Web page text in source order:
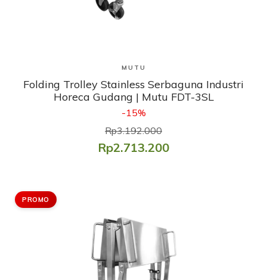
Lihat Produk
MUTU
Folding Trolley Stainless Serbaguna Industri
Horeca Gudang | Mutu FDT-3SL
-15%
Rp3.192.000
Rp2.713.200
PROMO